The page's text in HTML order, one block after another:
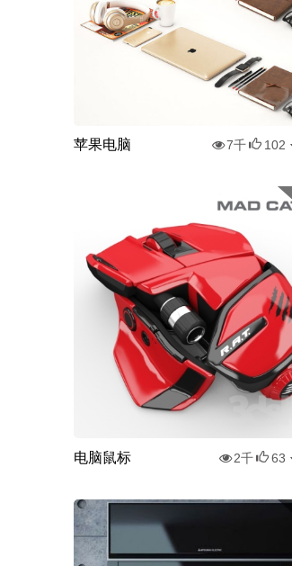
苹果电脑 7千 102
电脑鼠标 2千 63